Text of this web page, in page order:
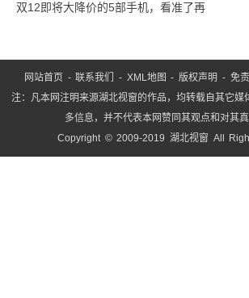
双12即将大降价的5部手机，看准了再
网站首页 -联系我们 - XML地图 -版权声明 - 免
注：凡本网注明来源湖北视窗的作品，均转载自其它媒
多信息，并不代表本网赞同其观点和对其真
Copyright © 2009-2019 湖北视窗 All